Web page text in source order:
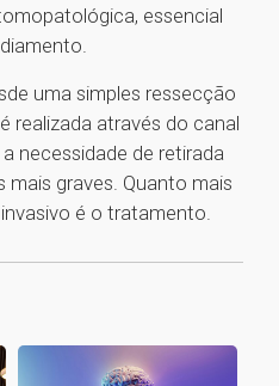
essencial
uma simples ressecção
realizada através do canal
necessidade de retirada
graves. Quanto mais
é o tratamento.
1